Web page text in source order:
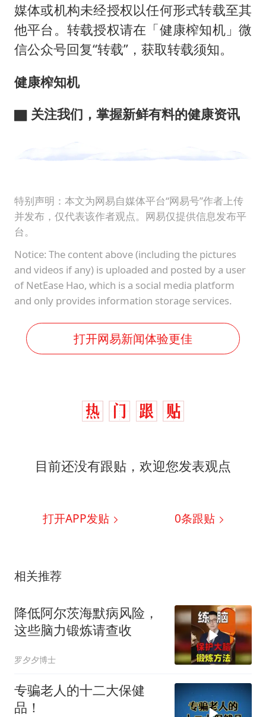
媒体或机构未经授权以任何形式转载至其
他平台。转载授权请在「健康榨知机」微
信公众号回复“转载”，获取转载须知。
健康榨知机
▇ 关注我们，掌握新鲜有料的健康资讯
特别声明：本文为网易自媒体平台“网易号”作者上传
并发布，仅代表该作者观点。网易仅提供信息发布平
台。
Notice: The content above (including the pictures
and videos if any) is uploaded and posted by a user
of NetEase Hao, which is a social media platform
and only provides information storage services.
打开网易新闻体验更佳
目前还没有跟贴，欢迎您发表观点
打开APP发贴 0条跟贴
相关推荐
降低阿尔茨海默病风险，
这些脑力锻炼请查收
罗夕夕博士
专骗老人的十二大保健
品！